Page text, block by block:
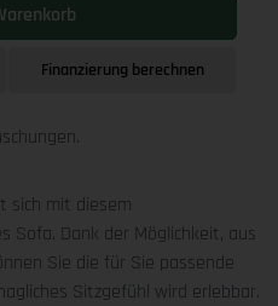
Finanzierung berechnen
sich mit diesem
Sofa. Dank der Möglichkeit, aus
Sie die für Sie passende
Sitzgefühl wird erlebbar.